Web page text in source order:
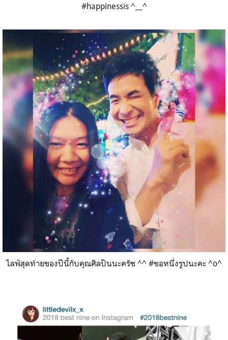
#happinessis ^__^
ไลฟ์สุดท้ายของปีนี้กับคุณศิลปินนะครัช ^^ #ขอหนึ่งรูปนะคะ ^o^